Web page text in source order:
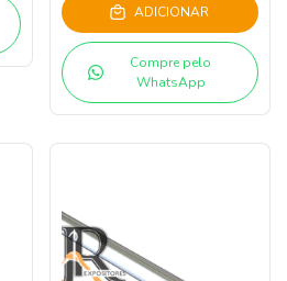
ADICIONAR
Compre pelo
WhatsApp